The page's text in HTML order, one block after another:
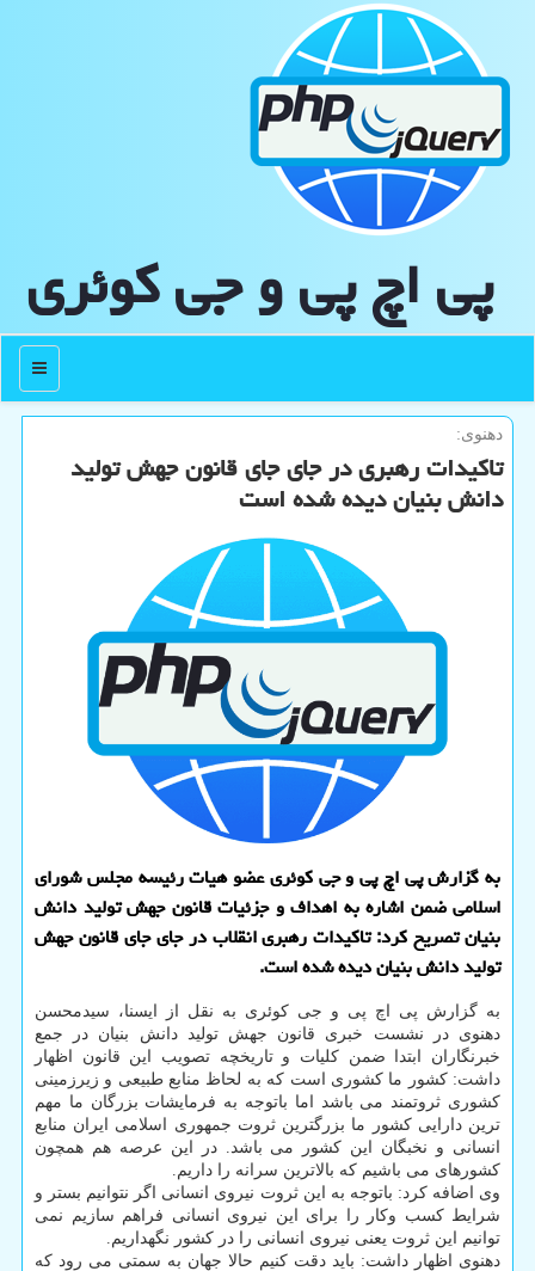
پی اچ پی و جی كوئری
منو
دهنوی:
تاکیدات رهبری در جای جای قانون جهش تولید
دانش بنیان دیده شده است
به گزارش پی اچ پی و جی کوئری عضو هیات رئیسه مجلس شورای
اسلامی ضمن اشاره به اهداف و جزئیات قانون جهش تولید دانش
بنیان تصریح کرد: تاکیدات رهبری انقلاب در جای جای قانون جهش
تولید دانش بنیان دیده شده است.
به گزارش پی اچ پی و جی کوئری به نقل از ایسنا، سیدمحسن
دهنوی در نشست خبری قانون جهش تولید دانش بنیان در جمع
خبرنگاران ابتدا ضمن کلیات و تاریخچه تصویب این قانون اظهار
داشت: کشور ما کشوری است که به لحاظ منابع طبیعی و زیرزمینی
کشوری ثروتمند می باشد اما باتوجه به فرمایشات بزرگان ما مهم
ترین دارایی کشور ما بزرگترین ثروت جمهوری اسلامی ایران منابع
انسانی و نخبگان این کشور می باشد. در این عرصه هم همچون
کشورهای می باشیم که بالاترین سرانه را داریم.
وی اضافه کرد: باتوجه به این ثروت نیروی انسانی اگر نتوانیم بستر و
شرایط کسب وکار را برای این نیروی انسانی فراهم سازیم نمی
توانیم این ثروت یعنی نیروی انسانی را در کشور نگهداریم.
دهنوی اظهار داشت: باید دقت کنیم حالا جهان به سمتی می رود که